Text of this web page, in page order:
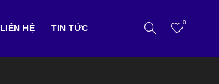
LIÊN HỆ TIN TỨC
0